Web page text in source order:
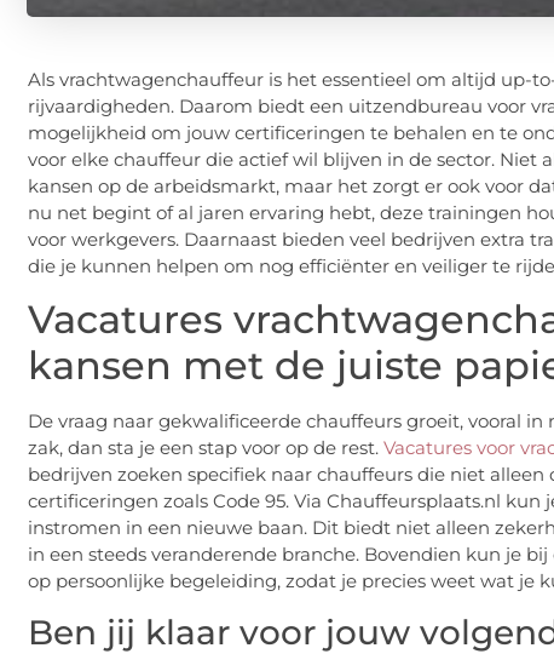
Als vrachtwagenchauffeur is het essentieel om altijd up-
rijvaardigheden. Daarom biedt een uitzendbureau voor
mogelijkheid om jouw certificeringen te behalen en te
voor elke chauffeur die actief wil blijven in de sector. Niet
kansen op de arbeidsmarkt, maar het zorgt er ook voor
nu net begint of al jaren ervaring hebt, deze trainingen
voor werkgevers. Daarnaast bieden veel bedrijven extra
die je kunnen helpen om nog efficiënter en veiliger te
Vacatures
kansen met de juiste
De vraag naar gekwalificeerde chauffeurs groeit, vooral
zak, dan sta je een stap voor op de rest. Vacatures voor
bedrijven zoeken specifiek naar chauffeurs die niet
certificeringen zoals Code 95. Via Chauffeursplaats.nl
instromen in een nieuwe baan. Dit biedt niet alleen
in een steeds veranderende branche. Bovendien kun je
op persoonlijke begeleiding, zodat je precies weet wat je
Ben jij klaar voor jouw